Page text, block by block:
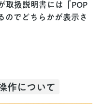
取扱説明書には「POP
のでどちらかが表示さ
作について